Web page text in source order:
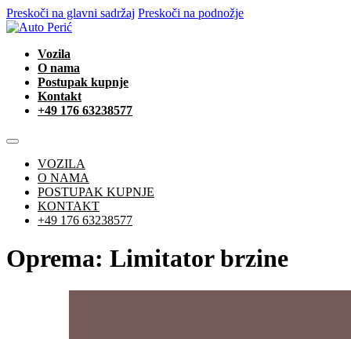
Preskoči na glavni sadržaj Preskoči na podnožje
Vozila
O nama
Postupak kupnje
Kontakt
+49 176 63238577
VOZILA
O NAMA
POSTUPAK KUPNJE
KONTAKT
+49 176 63238577
Oprema: Limitator brzine